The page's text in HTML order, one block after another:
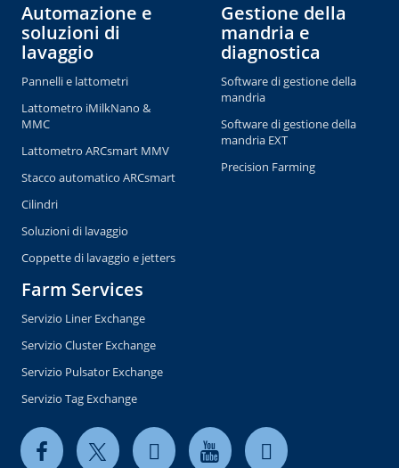
Automazione e
soluzioni di
lavaggio
Pannelli e lattometri
Lattometro iMilkNano &
MMC
Lattometro ARCsmart MMV
Stacco automatico ARCsmart
Cilindri
Soluzioni di lavaggio
Coppette di lavaggio e jetters
Gestione della
mandria e
diagnostica
Software di gestione della
mandria
Software di gestione della
mandria EXT
Precision Farming
Farm Services
Servizio Liner Exchange
Servizio Cluster Exchange
Servizio Pulsator Exchange
Servizio Tag Exchange